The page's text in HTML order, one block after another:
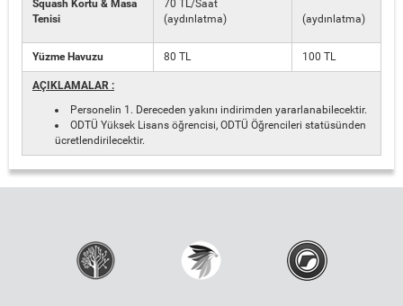
Squash Kortu & Masa
Tenisi
70 TL/Saat
(aydınlatma)
(aydınlatma)
Yüzme Havuzu 80 TL 100 TL
AÇIKLAMALAR :
Personelin 1. Dereceden yakını indirimden yararlanabilecektir.
ODTÜ Yüksek Lisans öğrencisi, ODTÜ Öğrencileri statüsünden
ücretlendirilecektir.